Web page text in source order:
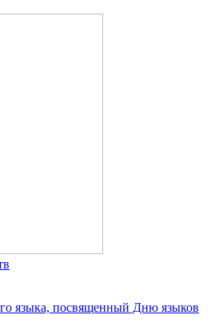
языка, посвященный Дню языков